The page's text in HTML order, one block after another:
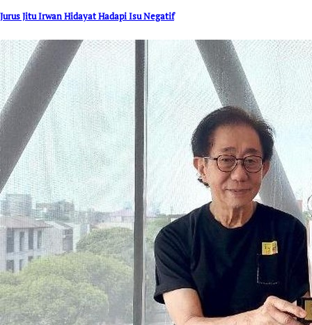
Jurus Jitu Irwan Hidayat Hadapi Isu Negatif